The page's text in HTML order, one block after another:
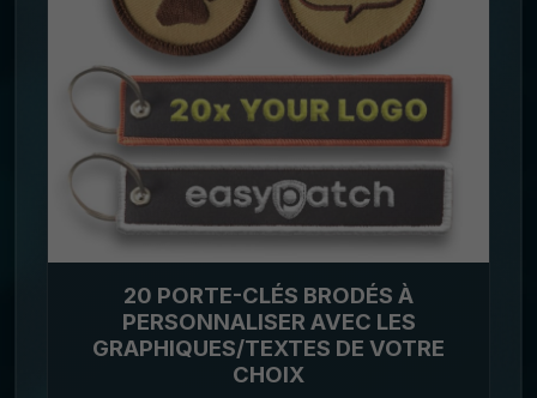
20 PORTE-CLÉS BRODÉS À
PERSONNALISER AVEC LES
GRAPHIQUES/TEXTES DE VOTRE
CHOIX